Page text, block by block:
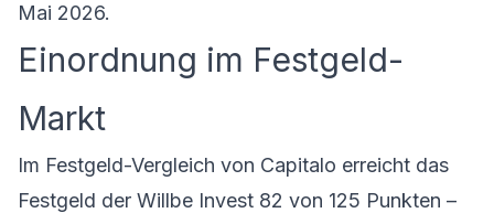
Mai 2026.
Einordnung im Festgeld-
Markt
Im Festgeld-Vergleich von Capitalo erreicht das
Festgeld der Willbe Invest 82 von 125 Punkten –